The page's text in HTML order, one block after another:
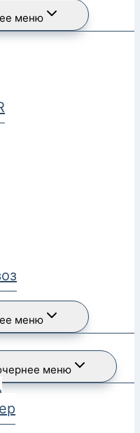
меню
меню
меню